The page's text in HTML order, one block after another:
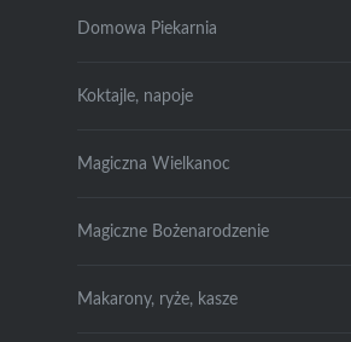
Domowa Piekarnia
Koktajle, napoje
Magiczna Wielkanoc
Magiczne Bożenarodzenie
Makarony, ryże, kasze